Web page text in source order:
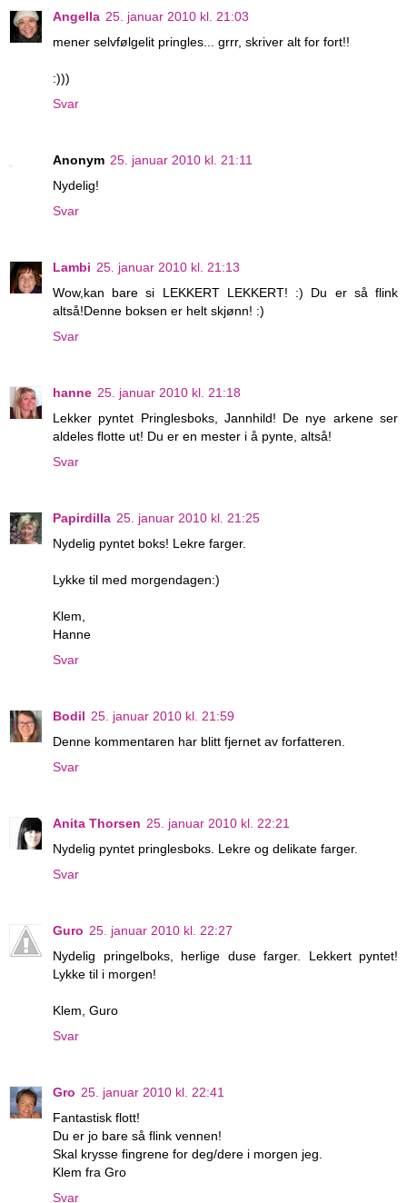
Angella 25. januar 2010 kl. 21:03
mener selvfølgelit pringles... grrr, skriver alt for fort!!
:)))
Svar
Anonym 25. januar 2010 kl. 21:11
Nydelig!
Svar
Lambi 25. januar 2010 kl. 21:13
Wow,kan bare si LEKKERT LEKKERT! :) Du er så flink
altså!Denne boksen er helt skjønn! :)
Svar
hanne 25. januar 2010 kl. 21:18
Lekker pyntet Pringlesboks, Jannhild! De nye arkene ser
aldeles flotte ut! Du er en mester i å pynte, altså!
Svar
Papirdilla 25. januar 2010 kl. 21:25
Nydelig pyntet boks! Lekre farger.
Lykke til med morgendagen:)
Klem,
Hanne
Svar
Bodil 25. januar 2010 kl. 21:59
Denne kommentaren har blitt fjernet av forfatteren.
Svar
Anita Thorsen 25. januar 2010 kl. 22:21
Nydelig pyntet pringlesboks. Lekre og delikate farger.
Svar
Guro 25. januar 2010 kl. 22:27
Nydelig pringelboks, herlige duse farger. Lekkert pyntet!
Lykke til i morgen!
Klem, Guro
Svar
Gro 25. januar 2010 kl. 22:41
Fantastisk flott!
Du er jo bare så flink vennen!
Skal krysse fingrene for deg/dere i morgen jeg.
Klem fra Gro
Svar